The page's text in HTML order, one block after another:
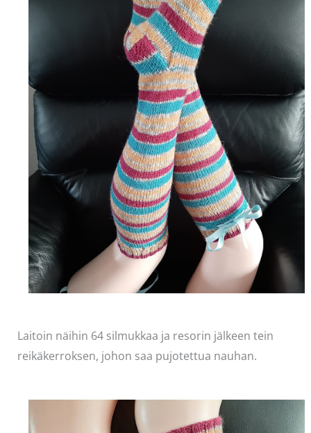
Laitoin näihin 64 silmukkaa ja resorin jälkeen tein
reikäkerroksen, johon saa pujotettua nauhan.